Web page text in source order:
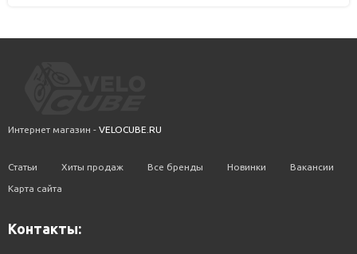
Интернет магазин - VELOCUBE.RU
Статьи Хиты продаж Все бренды Новинки Вакансии
Карта сайта
Контакты: